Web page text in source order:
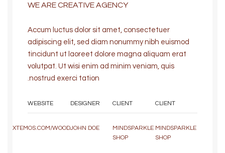
WE ARE CREATIVE AGENCY
Accum luctus dolor sit amet, consectetuer
adipiscing elit, sed diam nonummy nibh euismod
tincidunt ut laoreet dolore magna aliquam erat
volutpat. Ut wisi enim ad minim veniam, quis
nostrud exerci tation.
CLIENT
MINDSPARKLE
SHOP
CLIENT
MINDSPARKLE
SHOP
DESIGNER
JOHN DOE
WEBSITE
XTEMOS.COM/WOOD